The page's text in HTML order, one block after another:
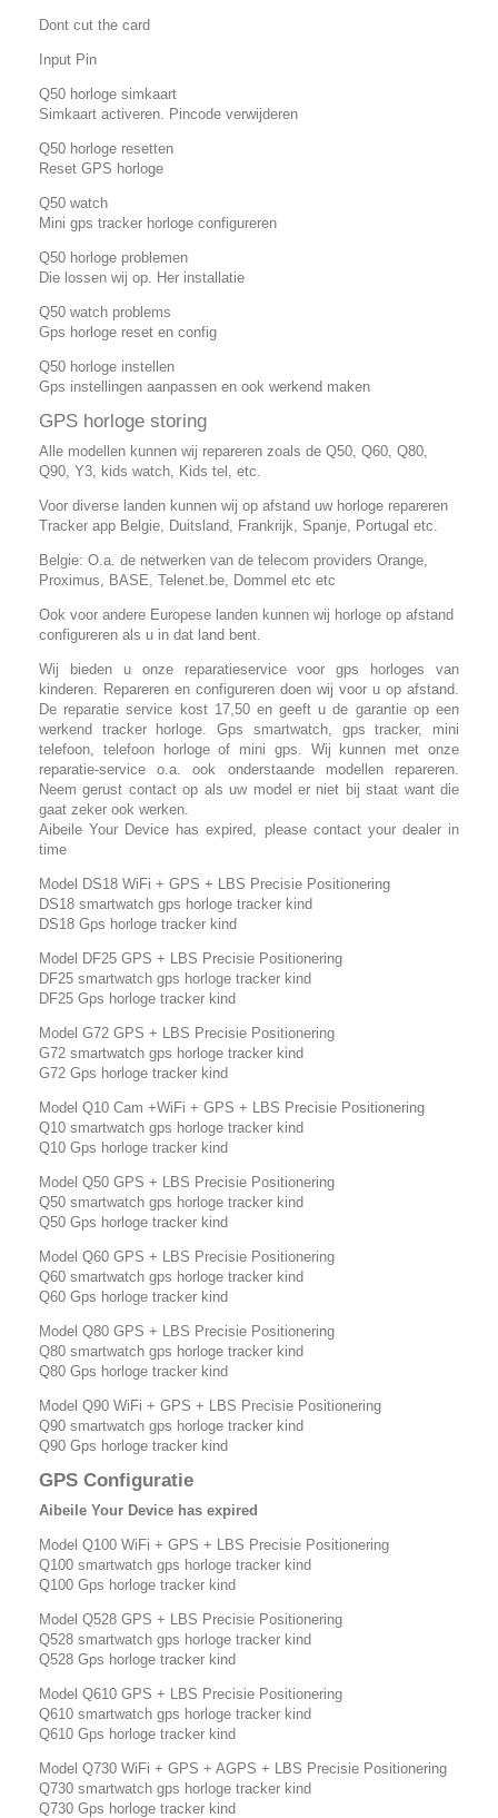
Dont cut the card
Input Pin
Q50 horloge simkaart
Simkaart activeren. Pincode verwijderen
Q50 horloge resetten
Reset GPS horloge
Q50 watch
Mini gps tracker horloge configureren
Q50 horloge problemen
Die lossen wij op. Her installatie
Q50 watch problems
Gps horloge reset en config
Q50 horloge instellen
Gps instellingen aanpassen en ook werkend maken
GPS horloge storing
Alle modellen kunnen wij repareren zoals de Q50, Q60, Q80,
Q90, Y3, kids watch, Kids tel, etc.
Voor diverse landen kunnen wij op afstand uw horloge repareren
Tracker app Belgie, Duitsland, Frankrijk, Spanje, Portugal etc.
Belgie: O.a. de netwerken van de telecom providers Orange,
Proximus, BASE, Telenet.be, Dommel etc etc
Ook voor andere Europese landen kunnen wij horloge op afstand
configureren als u in dat land bent.
Wij bieden u onze reparatieservice voor gps horloges van
kinderen. Repareren en configureren doen wij voor u op afstand.
De reparatie service kost 17,50 en geeft u de garantie op een
werkend tracker horloge. Gps smartwatch, gps tracker, mini
telefoon, telefoon horloge of mini gps. Wij kunnen met onze
reparatie-service o.a. ook onderstaande modellen repareren.
Neem gerust contact op als uw model er niet bij staat want die
gaat zeker ook werken.
Aibeile Your Device has expired, please contact your dealer in
time
Model DS18 WiFi + GPS + LBS Precisie Positionering
DS18 smartwatch gps horloge tracker kind
DS18 Gps horloge tracker kind
Model DF25 GPS + LBS Precisie Positionering
DF25 smartwatch gps horloge tracker kind
DF25 Gps horloge tracker kind
Model G72 GPS + LBS Precisie Positionering
G72 smartwatch gps horloge tracker kind
G72 Gps horloge tracker kind
Model Q10 Cam +WiFi + GPS + LBS Precisie Positionering
Q10 smartwatch gps horloge tracker kind
Q10 Gps horloge tracker kind
Model Q50 GPS + LBS Precisie Positionering
Q50 smartwatch gps horloge tracker kind
Q50 Gps horloge tracker kind
Model Q60 GPS + LBS Precisie Positionering
Q60 smartwatch gps horloge tracker kind
Q60 Gps horloge tracker kind
Model Q80 GPS + LBS Precisie Positionering
Q80 smartwatch gps horloge tracker kind
Q80 Gps horloge tracker kind
Model Q90 WiFi + GPS + LBS Precisie Positionering
Q90 smartwatch gps horloge tracker kind
Q90 Gps horloge tracker kind
GPS Configuratie
Aibeile Your Device has expired
Model Q100 WiFi + GPS + LBS Precisie Positionering
Q100 smartwatch gps horloge tracker kind
Q100 Gps horloge tracker kind
Model Q528 GPS + LBS Precisie Positionering
Q528 smartwatch gps horloge tracker kind
Q528 Gps horloge tracker kind
Model Q610 GPS + LBS Precisie Positionering
Q610 smartwatch gps horloge tracker kind
Q610 Gps horloge tracker kind
Model Q730 WiFi + GPS + AGPS + LBS Precisie Positionering
Q730 smartwatch gps horloge tracker kind
Q730 Gps horloge tracker kind